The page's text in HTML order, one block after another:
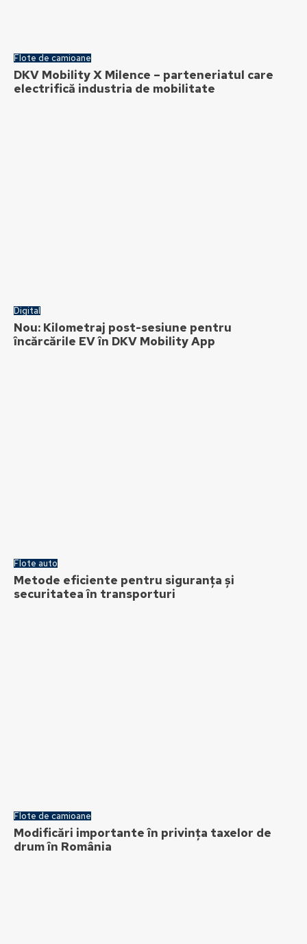
Flote de camioane
DKV Mobility X Milence – parteneriatul care
electrifică industria de mobilitate
Digital
Nou: Kilometraj post-sesiune pentru
încărcările EV în DKV Mobility App
Flote auto
Metode eficiente pentru siguranța și
securitatea în transporturi
Flote de camioane
Modificări importante în privința taxelor de
drum în România